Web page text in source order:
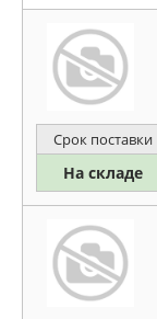
Срок поставки
На складе